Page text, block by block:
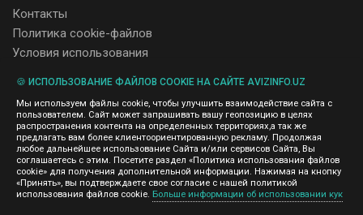
Контакты
Политика cookie-файлов
Условия использования
содержание размещенных объявлений.
Мы ценим конфиденциальность наших пользователей. Мы не
передаем и не продаем личную информацию зарегистрированных
пользователей AvizInfo.uz третьим лицам. Мы не отвечаем за
правила конфиденциальности сайтов на которые ссылается
AvizInfo.uz. На некоторых страницах нашего сайта представлена
реклама Google Adsense Advertising Network. Чтобы узнать
подробней о правилах конфиденциальности Googleнажмите тут
🍪 ИСПОЛЬЗОВАНИЕ ФАЙЛОВ COOKIE НА САЙТЕ AVIZINFO.UZ
Мы используем файлы cookie, чтобы улучшить взаимодействие сайта с
пользователем. Сайт может запрашивать вашу геопозицию в целях
распространения контента на определенных территориях,а так же
предлагать вам более клиентоориентированную рекламу. Продолжая
любое дальнейшее использование Сайта и/или сервисов Сайта, Вы
соглашаетесь с этим. Посетите раздел «Политика использования файлов
cookie» для получения дополнительной информации. Нажимая на кнопку
«Принять», вы подтверждаете свое согласие с нашей политикой
использования файлов cookie. Больше информации об использовании кук